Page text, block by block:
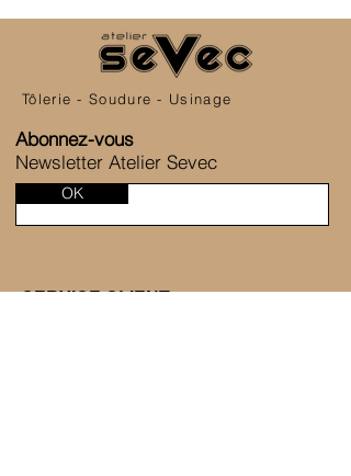
Tôlerie - Soudure - Usinage
Abonnez-vous
Newsletter Atelier Sevec
OK
SERVICE CLIENT